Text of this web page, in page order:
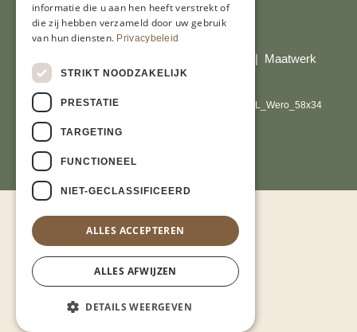
Al onze prijzen zijn incl. BTW
© Copyright 2026 Limburgs Bakwinkeltje | Maatwerk
website webmix
informatie die u aan hen heeft verstrekt of
die zij hebben verzameld door uw gebruik
van hun diensten. Privacybeleid
STRIKT NOODZAKELIJK
PRESTATIE
TARGETING
FUNCTIONEEL
NIET-GECLASSIFICEERD
ALLES ACCEPTEREN
ALLES AFWIJZEN
DETAILS WEERGEVEN